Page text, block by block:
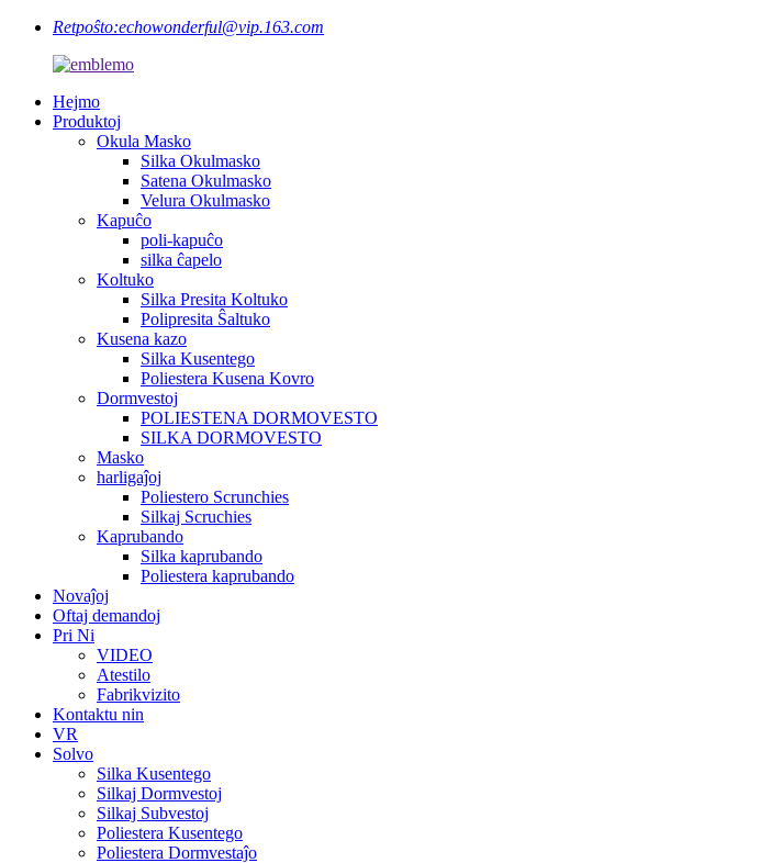
Retpoŝto:echowonderful@vip.163.com
Hejmo
Produktoj
Okula Masko
Silka Okulmasko
Satena Okulmasko
Velura Okulmasko
Kapuĉo
poli-kapuĉo
silka ĉapelo
Koltuko
Silka Presita Koltuko
Polipresita Ŝaltuko
Kusena kazo
Silka Kusentego
Poliestera Kusena Kovro
Dormvestoj
POLIESTENA DORMOVESTO
SILKA DORMOVESTO
Masko
harligaĵoj
Poliestero Scrunchies
Silkaj Scruchies
Kaprubando
Silka kaprubando
Poliestera kaprubando
Novaĵoj
Oftaj demandoj
Pri Ni
VIDEO
Atestilo
Fabrikvizito
Kontaktu nin
VR
Solvo
Silka Kusentego
Silkaj Dormvestoj
Silkaj Subvestoj
Poliestera Kusentego
Poliestera Dormvestaĵo